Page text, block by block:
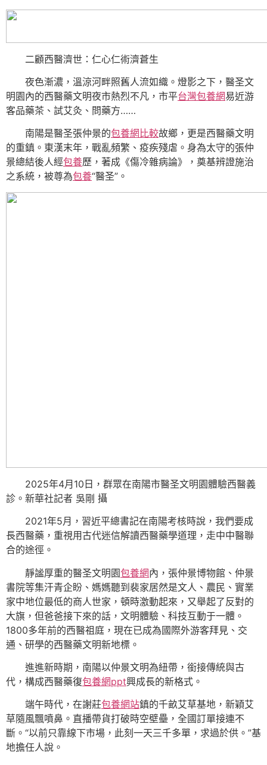
二顧西醫濟世：仁心仁術濟蒼生
夜色漸濃，溫涼河畔照舊人流如織。燈影之下，醫圣文
明園內的西醫藥文明夜市熱烈不凡，市平台灣包養網易近游
客品藥茶、試艾灸、問藥方……
南陽是醫圣張仲景的包養網比較故鄉，更是西醫藥文明
的重鎮。東漢末年，戰亂頻繁、疫疾殘虐。身為太守的張仲
景總結後人經包養歷，著成《傷冷雜病論》，奠基辨證施治
之系統，被尊為包養“醫圣”。
2025年4月10日，群眾在南陽市醫圣文明園體驗西醫義
診。新華社記者 吳剛 攝
2021年5月，習近平總書記在南陽考核時說，我們要成
長西醫藥，重視用古代迷信解讀西醫藥學道理，走中中醫聯
合的途徑。
靜謐厚重的醫圣文明園包養網內，張仲景博物館、仲景
書院等集汗青企盼、媽媽聽到裴家居然是文人、農民、實業
家中地位最低的商人世家，頓時激動起來，又舉起了反對的
大旗，但爸爸接下來的話，文明體驗、科技互動于一體。
1800多年前的西醫祖庭，現在已成為國際外游客拜見、交
通、研學的西醫藥文明新地標。
進進新時期，南陽以仲景文明為紐帶，銜接傳統與古
代，構成西醫藥復包養網ppt興成長的新格式。
端午時代，在謝莊包養網站鎮的千畝艾草基地，新穎艾
草隨風飄噴鼻。直播帶貨打破時空壁壘，全國訂單接連不
斷。“以前只靠線下市場，此刻一天三千多單，求過於供。”基
地擔任人說。